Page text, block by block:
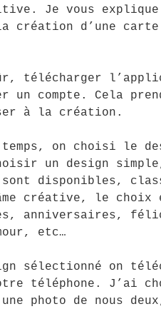
Je vous
création d’une
télécharger
un compte. Cela
à la création.
temps, on choisi le
un design
disponibles,
créative, le choix
anniversaires,
etc…
sélectionné on
téléphone. J’ai
photo de nous